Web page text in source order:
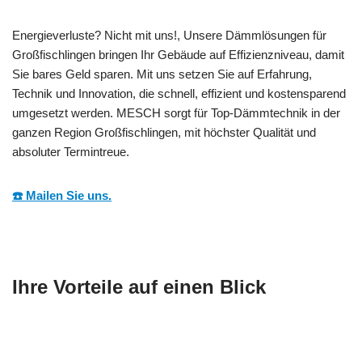
Energieverluste? Nicht mit uns!, Unsere Dämmlösungen für
Großfischlingen bringen Ihr Gebäude auf Effizienzniveau, damit
Sie bares Geld sparen. Mit uns setzen Sie auf Erfahrung,
Technik und Innovation, die schnell, effizient und kostensparend
umgesetzt werden. MESCH sorgt für Top-Dämmtechnik in der
ganzen Region Großfischlingen, mit höchster Qualität und
absoluter Termintreue.
☎️ Mailen Sie uns.
Ihre Vorteile auf einen Blick